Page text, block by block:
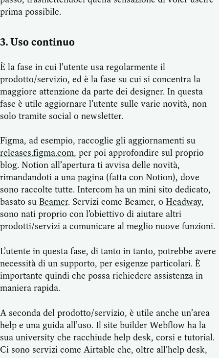
prima possibile.
3. Uso continuo
È la fase in cui l’utente usa regolarmente il
prodotto/servizio, ed è la fase su cui si concentra la
maggiore attenzione da parte dei designer. In questa
fase è utile aggiornare l’utente sulle varie novità, non
solo tramite social o newsletter.
Figma, ad esempio, raccoglie gli aggiornamenti su
releases.figma.com, per poi approfondire sul proprio
blog. Notion all’apertura ti avvisa delle novità,
rimandandoti a una pagina (fatta con Notion), dove
sono raccolte tutte. Intercom ha un mini sito dedicato,
basato su Beamer. Servizi come Beamer, o Headway,
sono nati proprio con l’obiettivo di aiutare altri
prodotti/servizi a comunicare al meglio nuove funzioni.
L’utente in questa fase, di tanto in tanto, potrebbe avere
necessità di un supporto, per esigenze particolari. È
importante quindi che possa richiedere assistenza in
maniera rapida.
A seconda del prodotto/servizio, è utile anche un’area
help e una guida all’uso. Il site builder Webflow ha la
sua university che racchiude help desk, corsi e tutorial.
Ci sono servizi come Airtable che, oltre all’help desk,